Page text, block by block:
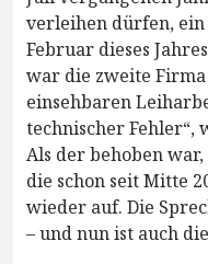
verleihen dürfen, ein
Februar dieses
war die zweite
einsehbaren
technischer Fehler“,
Als der behoben
die schon seit Mitte
wieder auf. Die
– und nun ist auch